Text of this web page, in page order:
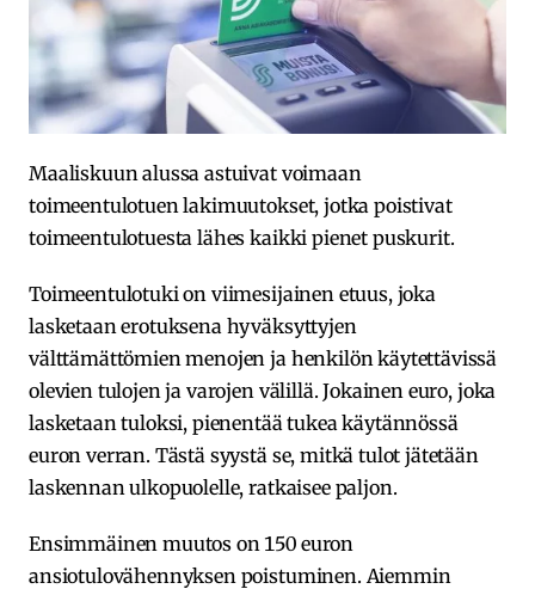
Maaliskuun alussa astuivat voimaan
toimeentulotuen lakimuutokset, jotka poistivat
toimeentulotuesta lähes kaikki pienet puskurit.
Toimeentulotuki on viimesijainen etuus, joka
lasketaan erotuksena hyväksyttyjen
välttämättömien menojen ja henkilön käytettävissä
olevien tulojen ja varojen välillä. Jokainen euro, joka
lasketaan tuloksi, pienentää tukea käytännössä
euron verran. Tästä syystä se, mitkä tulot jätetään
laskennan ulkopuolelle, ratkaisee paljon.
Ensimmäinen muutos on 150 euron
ansiotulovähennyksen poistuminen. Aiemmin